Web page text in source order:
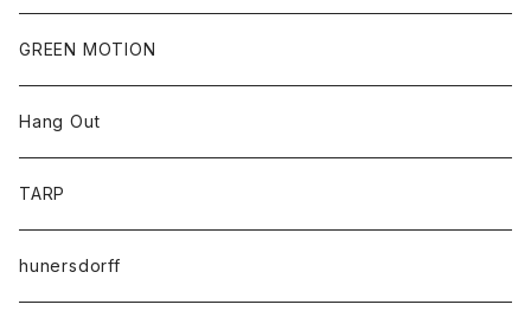
GREEN MOTION
Hang Out
TARP
hunersdorff